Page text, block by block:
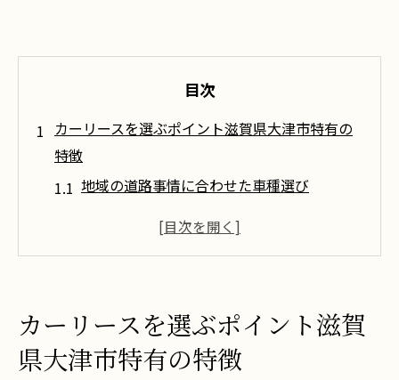
目次
カーリースを選ぶポイント滋賀県大津市特有の
特徴
地域の道路事情に合わせた車種選び
季節に対応するリース条件の選定
快適なカーライフを支える地域特性の理解
地域特性を活かしたカーリースプランの利点と
カーリースを選ぶポイント滋賀
県大津市特有の特徴